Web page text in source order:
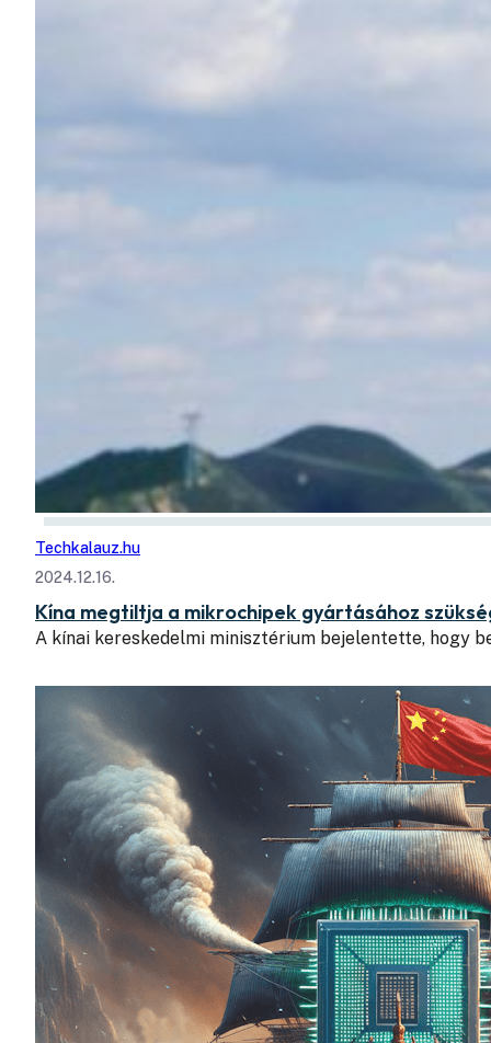
Techkalauz.hu
2024.12.16.
Kína megtiltja a mikrochipek gyártásához
A kínai kereskedelmi minisztérium bejelentette, hogy